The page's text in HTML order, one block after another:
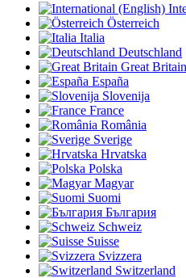
Österreich
Italia
Deutschland
Great Britain
España
Slovenija
France
România
Sverige
Hrvatska
Polska
Magyar
Suomi
България
Schweiz
Suisse
Svizzera
Switzerland